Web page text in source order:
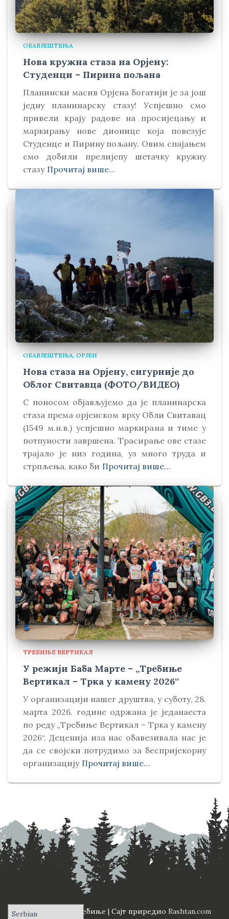
ОБАВЈЕШТЕЊА
Нова кружна стаза на Орјену:
Студенци – Пирина пољана
Планински масив Орјена богатији је за још
једну планинарску стазу! Успјешно смо
привели крају радове на просијецању и
маркирању нове дионице која повезује
Студенце и Пирину пољану. Овим спајањем
смо добили прелијепу шетачку кружну
стазу Прочитај више…
ОБАВЈЕШТЕЊА ОРЈЕН
Нова стаза на Орјену, сигурније до
Облог Свитавца (ФОТО/ВИДЕО)
С поносом објављујемо да је планинарска
стаза према орјенском врху Обли Свитавaц
(1549 м.н.в.) успјешно маркирана и тиме у
потпуности завршена. Трасирање ове стазе
трајало је низ година, уз много труда и
стрпљења, како би Прочитај више…
ТРЕБИЊЕ ВЕРТИКАЛ
У режији Баба Марте – „Требиње
Вертикал – Трка у камену 2026“
У организацији нашег друштва, у суботу, 28.
марта 2026. године одржана је једанаеста
по реду „Требиње Вертикал – Трка у камену
2026“. Деценија иза нас обавезивала нас је
да се својски потрудимо за беспријекорну
организацију Прочитај више…
ПД "Вучји Зуб" Требиње | Сајт приредио Rashtan.com